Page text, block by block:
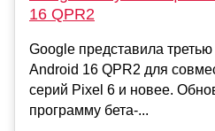
16 QPR2
Google представила
Android 16 QPR2 для
серий Pixel 6 и новее.
программу бета-...